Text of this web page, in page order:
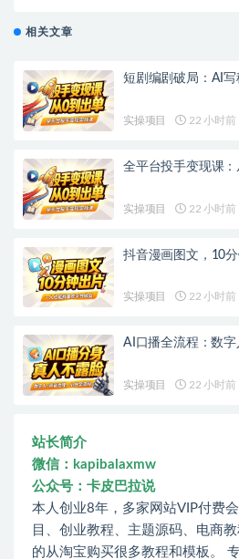
相关文章
短剧编剧破局：AI
实操项目 22 小时前
全平台投手变现课
实操项目 22 小时前
抖音漫画图文，10
实操项目 22 小时前
AI口播全流程：数
实操项目 22 小时前
站长简介
微信：kapibalaxmw
公众号：卡皮巴拉说
本人创业8年，多家网站VIP付费
目、创业教程、主题源码、电商
的从淘宝购买很多教程和模板。